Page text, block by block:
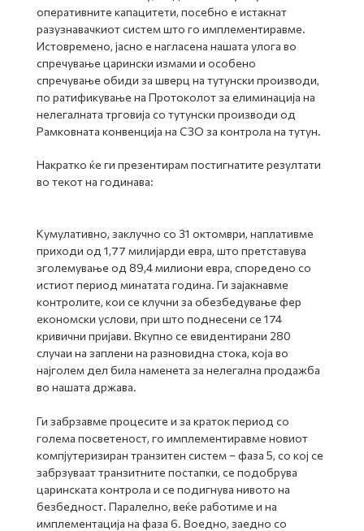
оперативните капацитети, посебно е истакнат
разузнавачкиот систем што го имплементиравме.
Истовремено, јасно е нагласена нашата улога во
спречување царински измами и особено
спречување обиди за шверц на тутунски производи,
по ратификување на Протоколот за елиминација на
нелегалната трговија со тутунски производи од
Рамковната конвенција на СЗО за контрола на тутун.
Накратко ќе ги презентирам постигнатите резултати
во текот на годинава:
Кумулативно, заклучно со 31 октомври, наплативме
приходи од 1,77 милијарди евра, што претставува
зголемување од 89,4 милиони евра, споредено со
истиот период минатата година. Ги зајакнавме
контролите, кои се клучни за обезбедување фер
економски услови, при што поднесени се 174
кривични пријави. Вкупно се евидентирани 280
случаи на заплени на разновидна стока, која во
најголем дел била наменета за нелегална продажба
во нашата држава.
Ги забрзавме процесите и за краток период со
голема посветеност, го имплементиравме новиот
компјутеризиран транзитен систем – фаза 5, со кој се
забрзуваат транзитните постапки, се подобрува
царинската контрола и се подигнува нивото на
безбедност. Паралелно, веќе работиме и на
имплементација на фаза 6. Воедно, заедно со